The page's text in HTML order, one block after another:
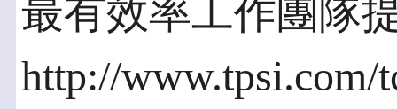
最有效率工作團隊
http://www.tpsi.com/